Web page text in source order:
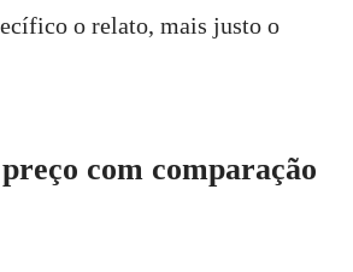
o relato, mais justo o
com comparação